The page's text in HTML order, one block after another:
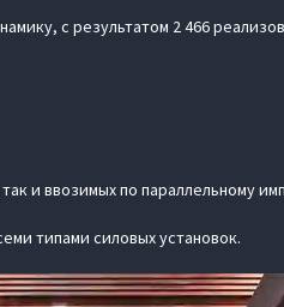
с результатом 2 466
и ввозимых по параллельному
типами силовых установок.